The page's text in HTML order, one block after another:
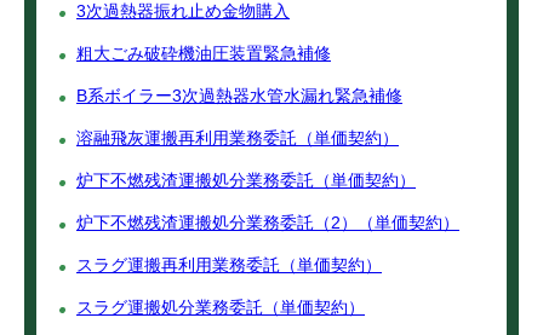
3次過熱器振れ止め金物購入
粗大ごみ破砕機油圧装置緊急補修
B系ボイラー3次過熱器水管水漏れ緊急補修
溶融飛灰運搬再利用業務委託（単価契約）
炉下不燃残渣運搬処分業務委託（単価契約）
炉下不燃残渣運搬処分業務委託（2）（単価契約）
スラグ運搬再利用業務委託（単価契約）
スラグ運搬処分業務委託（単価契約）